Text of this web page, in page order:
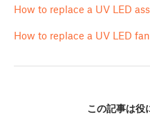
How to replace a UV LED
How to replace a UV LED
この記事は役